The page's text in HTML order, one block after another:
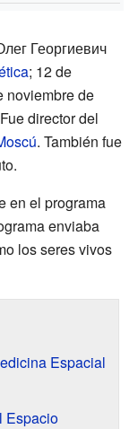
Георгиевич
; 12 de
noviembre de
director del
. También fue
en el programa
enviaba
los seres vivos
Espacial
Espacio